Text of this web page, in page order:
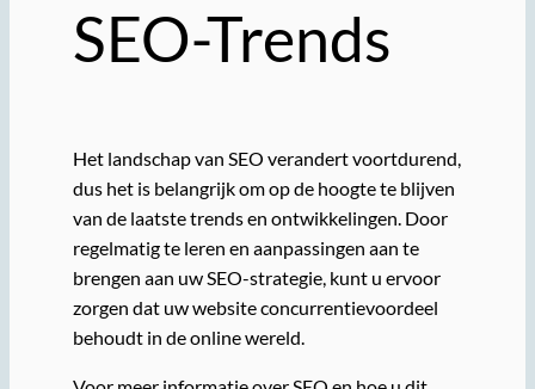
SEO-Trends
Het landschap van SEO verandert voortdurend,
dus het is belangrijk om op de hoogte te blijven
van de laatste trends en ontwikkelingen. Door
regelmatig te leren en aanpassingen aan te
brengen aan uw SEO-strategie, kunt u ervoor
zorgen dat uw website concurrentievoordeel
behoudt in de online wereld.